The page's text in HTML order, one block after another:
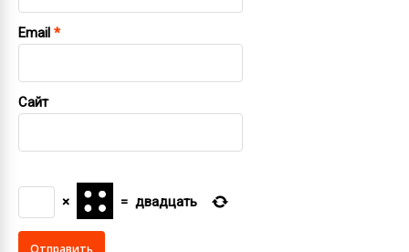
Email *
Сайт
× = двадцать